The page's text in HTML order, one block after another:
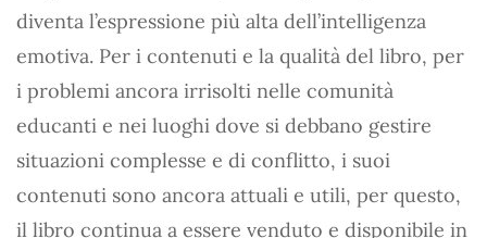
diventa l’espressione più alta dell’intelligenza
emotiva. Per i contenuti e la qualità del libro, per
i problemi ancora irrisolti nelle comunità
educanti e nei luoghi dove si debbano gestire
situazioni complesse e di conflitto, i suoi
contenuti sono ancora attuali e utili, per questo,
il libro continua a essere venduto e disponibile in